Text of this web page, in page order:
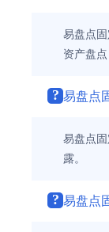
易盘点
资产盘
? 易盘点
易盘点
露。
? 易盘点